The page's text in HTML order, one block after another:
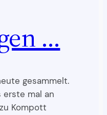
…
gesammelt.
mal an
Kompott